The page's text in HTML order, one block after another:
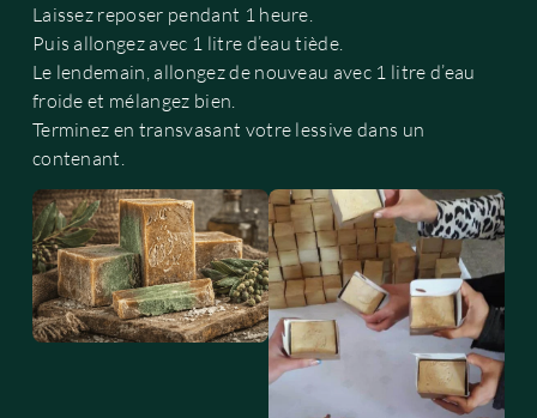
Laissez reposer pendant 1 heure.
Puis allongez avec 1 litre d’eau tiède.
Le lendemain, allongez de nouveau avec 1 litre d’eau
froide et mélangez bien.
Terminez en transvasant votre lessive dans un
contenant.